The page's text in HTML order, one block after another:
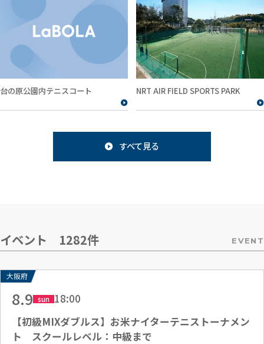
台の原公園内テニスコート NRT AIR FIELD SPORTS PARK
すべて見る
イベント 1282件 EVENT
大阪府
8.9 sun 18:00
【初級MIXダブルス】お米ナイターテニストーナメン
ト スクールレベル：中級まで